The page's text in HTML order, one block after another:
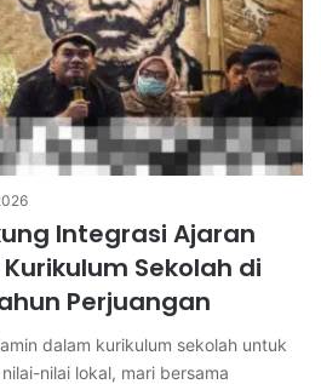
Integrasi Ajaran
Sekolah di
Perjuangan
dalam kurikulum sekolah untuk
nilai lokal, mari bersama